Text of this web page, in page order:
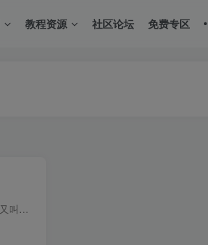
教程资源 社区论坛 免费专区
Foxit PhantomPDF，中文名叫福昕高级PDF编辑器，又叫福昕凤腾PDF套件，是福昕公司开发的一款可以与 Adobe Acrobat Pro 相媲美的专业的PDF编辑软件，在国内外都很有名，用户众多。通过福昕高级PD...